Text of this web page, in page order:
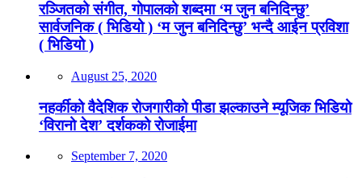
रञ्जितको संगीत, गोपालको शब्दमा ‘म जुन बनिदिन्छु’
सार्वजनिक ( भिडियो ) ‘म जुन बनिदिन्छु’ भन्दै आईन प्रविशा
( भिडियो )
August 25, 2020
नहर्कीको वैदेशिक रोजगारीको पीडा झल्काउने म्यूजिक भिडियो
‘विरानो देश’ दर्शकको रोजाईमा
September 7, 2020